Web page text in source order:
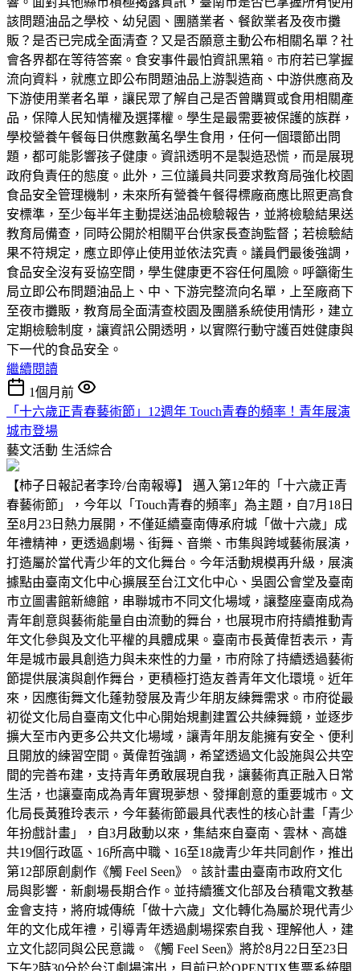
該問題油品之學校、幼兒園、團膳業者、餐飲業者及夜市攤
販？是否已完成全面清查？又是否願意主動公布相關名單？社
會各界都在等待答案。食安事件最怕資訊黑箱。市府若已掌握
流向資料，就應立即公布問題油品上游製造商、中游供應商及
下游使用業者名單，讓民眾了解自己是否曾購買或食用相關產
品，保障人民知情權及選擇權。學生是最需要被保護的族群，
學校營養午餐每日供應數萬名學生食用，任何一個環節出問
題，都可能影響孩子健康。資訊透明不是製造恐慌，而是展現
政府負責任的態度。此外，三位議員共同要求教育局強化校園
食品安全管理機制，未來所有營養午餐得標廠商應比照更高食
安標準，至少每半年主動提送油品檢驗報告，並將檢驗結果送
教育局備查，同時公開於相關平台供家長查詢監督；若檢驗結
果不符規定，應立即停止使用並依法究責。議員們最後強調，
食品安全沒有妥協空間，學生健康更不容任何風險。呼籲衛生
局立即公布問題油品上、中、下游完整流向名單，上至廠商下
至夜市攤販，教育局全面清查校園及團膳系統使用情形，建立
定期檢驗制度，讓資訊公開透明，以實際行動守護百姓健康與
下一代的食品安全。
繼續閱讀
1個月前
「十六歲正青春藝術節」12週年 Touch青春的頻率！青年展演
城市登場
藝文活動 生活綜合
【柿子日報記者李玲/台南報導】 邁入第12年的「十六歲正青
春藝術節」，今年以「Touch青春的頻率」為主題，自7月18日
至8月23日熱力展開，不僅延續臺南傳承府城「做十六歲」成
年禮精神，更透過劇場、街舞、音樂、市集與跨域藝術展演，
打造屬於當代青少年的文化舞台。今年活動規模再升級，展演
據點由臺南文化中心擴展至台江文化中心、吳園公會堂及臺南
市立圖書館新總館，串聯城市不同文化場域，讓整座臺南成為
青年創意與藝術能量自由流動的舞台，也展現市府持續推動青
年文化參與及文化平權的具體成果。臺南市長黃偉哲表示，青
年是城市最具創造力與未來性的力量，市府除了持續透過藝術
節提供展演與創作舞台，更積極打造友善青年文化環境。近年
來，因應街舞文化蓬勃發展及青少年朋友練舞需求。市府從最
初從文化局自臺南文化中心開始規劃建置公共練舞鏡，並逐步
擴大至市內更多公共文化場域，讓青年朋友能擁有安全、便利
且開放的練習空間。黃偉哲強調，希望透過文化設施與公共空
間的完善布建，支持青年勇敢展現自我，讓藝術真正融入日常
生活，也讓臺南成為青年實現夢想、發揮創意的重要城市。文
化局長黃雅玲表示，今年藝術節最具代表性的核心計畫「青少
年扮戲計畫」，自3月啟動以來，集結來自臺南、雲林、高雄
共19個行政區、16所高中職、16至18歲青少年共同創作，推出
第12部原創劇作《觸 Feel Seen》。該計畫由臺南市政府文化
局與影響．新劇場長期合作。並持續獲文化部及台積電文教基
金會支持，將府城傳統「做十六歲」文化轉化為屬於現代青少
年的文化成年禮，引導青年透過劇場探索自我、理解他人，建
立文化認同與公民意識。《觸 Feel Seen》將於8月22日至23日
下午2時30分於台江劇場演出，目前已於OPENTIX售票系統開